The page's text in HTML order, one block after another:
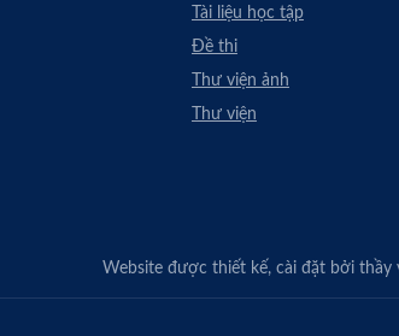
Tài liệu học tập
Đề thi
Thư viện ảnh
Thư viện
Website được thiết kế, cài đặt bởi thầy